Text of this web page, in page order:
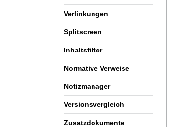
Verlinkungen
Splitscreen
Inhaltsfilter
Normative Verweise
Notizmanager
Versionsvergleich
Zusatzdokumente